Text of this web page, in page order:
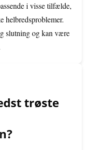
i visse tilfælde,
helbredsproblemer.
slutning og kan være
trøste